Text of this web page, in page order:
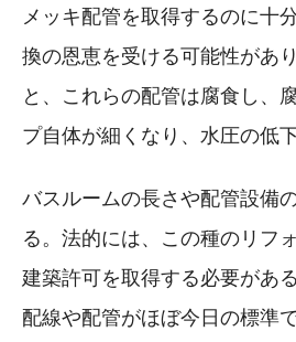
メッキ配管を取得するのに十
換の恩恵を受ける可能性があ
と、これらの配管は腐食し、
プ自体が細くなり、水圧の低
バスルームの長さや配管設備
る。法的には、この種のリフ
建築許可を取得する必要があ
配線や配管がほぼ今日の標準